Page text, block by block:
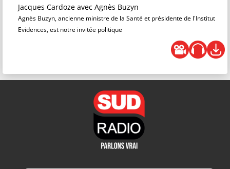
Jacques Cardoze avec Agnès Buzyn
Agnès Buzyn, ancienne ministre de la Santé et présidente de l'Institut
Evidences, est notre invitée politique